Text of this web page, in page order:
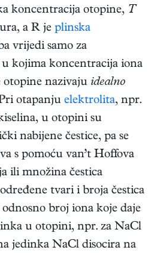
koncentracija otopine, T
a R je plinska
vrijedi samo za
kojima koncentracija iona
otopine nazivaju idealno
otapanju elektrolita, npr.
u otopini su
nabijene čestice, pa se
s pomoću van’t Hoffova
ili množina čestica
tvari i broja čestica
broj iona koje daje
u otopini, npr. za NaCl
jedinka NaCl disocira na